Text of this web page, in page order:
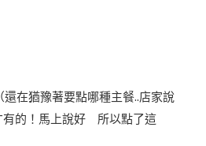
在猶豫著要點哪種主餐..店家說
的！馬上說好 所以點了這